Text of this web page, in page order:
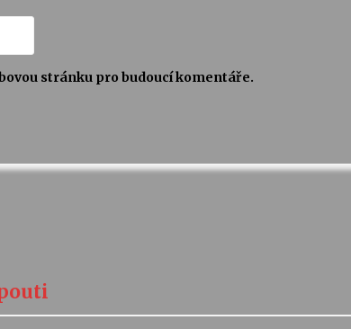
stránku pro budoucí komentáře.